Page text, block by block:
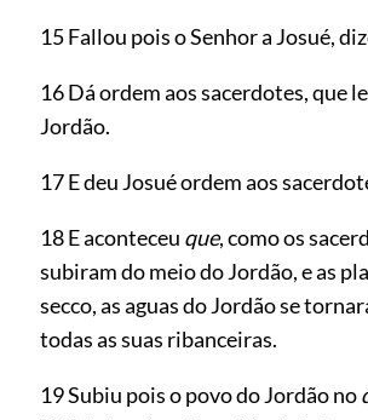
15 Fallou pois o Senhor a Josué,
16 Dá ordem aos sacerdotes, que
Jordão.
17 E deu Josué ordem aos
18 E aconteceu que, como os
subiram do meio do Jordão, e as
secco, as aguas do Jordão se
todas as suas ribanceiras.
19 Subiu pois o povo do Jordão no